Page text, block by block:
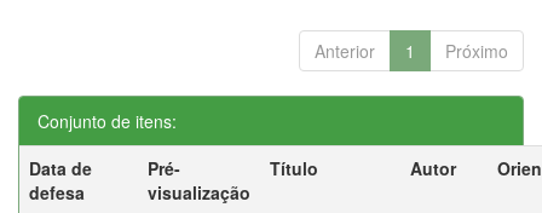
Anterior 1 Próximo
Conjunto de itens:
Data de
defesa
Pré-
visualização
Título Autor